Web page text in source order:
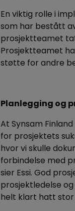
En viktig rolle i
som har bestått
prosjektteamet
Prosjektteamet
støtte for andre
Planlegging og
At Synsam
for prosjektets
hvor vi skulle
forbindelse med
sier Essi. God
prosjektledelse
helt klart hatt stor